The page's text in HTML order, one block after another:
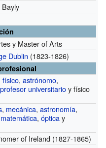
Bayly
y Master of Arts
Dublin (1823-1826)
físico,astrónomo,
profesor universitarioy físico
, mecánica,astronomía,
,ópticay
of Ireland (1827-1865)